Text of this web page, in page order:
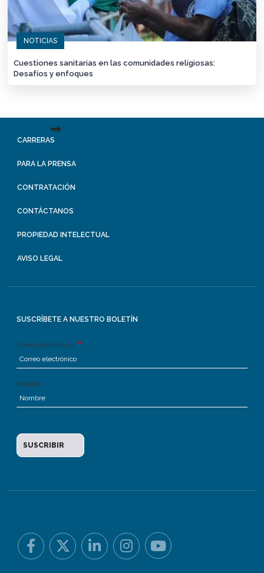
NOTICIAS
Cuestiones sanitarias en las comunidades religiosas:
Desafíos y enfoques
CARRERAS
PARA LA PRENSA
CONTRATACIÓN
CONTÁCTANOS
PROPIEDAD INTELECTUAL
AVISO LEGAL
SUSCRÍBETE A NUESTRO BOLETÍN
Correo electrónico
Nombre